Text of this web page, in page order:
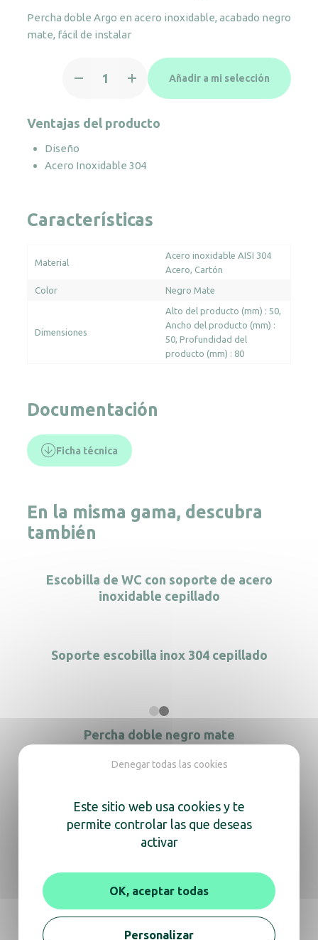
Percha doble Argo en acero inoxidable, acabado negro
mate, fácil de instalar
doble
cantidad
Añadir a mi selección
Ventajas del producto
Diseño
Acero Inoxidable 304
Características
Material
Acero inoxidable AISI 304
Acero Cartón
Color Negro Mate
Dimensiones
Alto del producto (mm) : 50
Ancho del producto (mm) :
50 Profundidad del
producto (mm) : 80
Documentación
Ficha técnica
En la misma gama, descubra
también
Escobilla de WC con soporte de acero
inoxidable cepillado
Soporte escobilla inox 304 cepillado
Percha doble negro mate
Estamos aquí
para ayudarte
Este sitio web usa cookies y te
permite controlar las que deseas
activar
OK, aceptar todas
Denegar todas las cookies
Personalizar